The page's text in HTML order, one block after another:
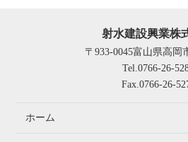
射水建設興業株
〒933-0045富山県高岡
Tel.0766-26-
Fax.0766-26-
ホーム